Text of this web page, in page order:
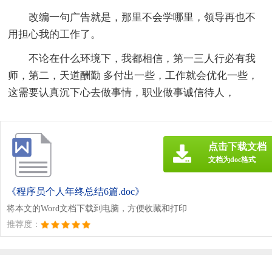
改编一句广告就是，那里不会学哪里，领导再也不
用担心我的工作了。
不论在什么环境下，我都相信，第一三人行必有我
师，第二，天道酬勤 多付出一些，工作就会优化一些，
这需要认真沉下心去做事情，职业做事诚信待人，
《程序员个人年终总结6篇.doc》
将本文的Word文档下载到电脑，方便收藏和打印
推荐度：
点击下载文档
文档为doc格式